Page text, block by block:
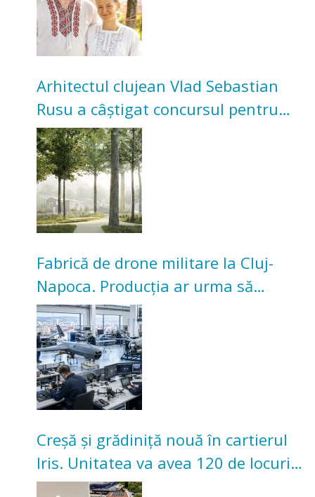
Arhitectul clujean Vlad Sebastian
Rusu a câștigat concursul pentru
transformarea Grădinii Casei
Universitarilor
Fabrică de drone militare la Cluj-
Napoca. Producția ar urma să
înceapă în toamna acestui an
Creșă și grădiniță nouă în cartierul
Iris. Unitatea va avea 120 de locuri
pentru copii